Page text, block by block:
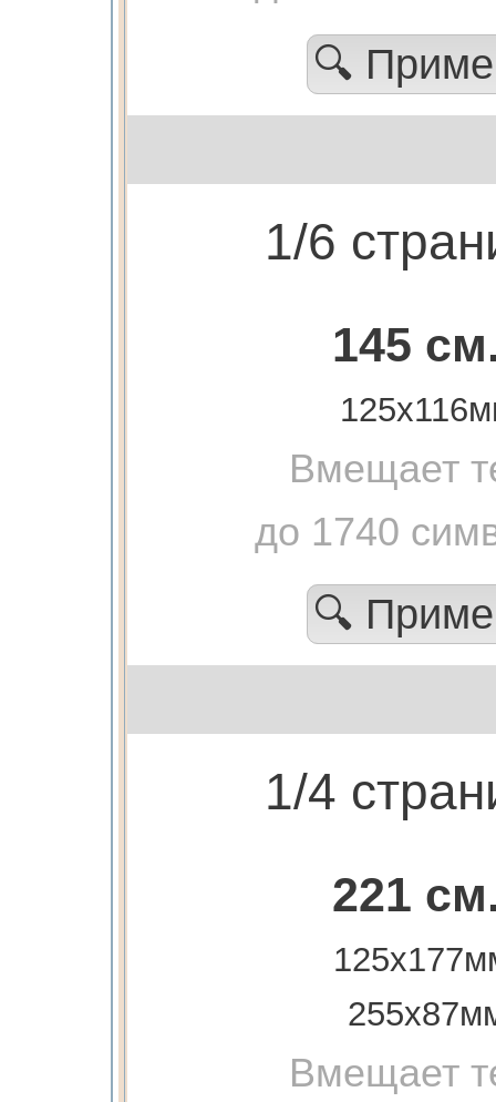
🔍
1/6
145
Вмещает
до 1740
🔍
1/4
221
Вмещает